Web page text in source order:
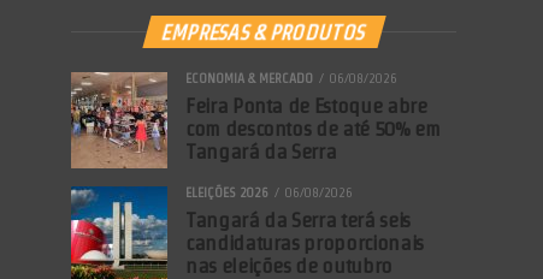
EMPRESAS & PRODUTOS
ECONOMIA & MERCADO 06/08/2026
Feira Ponta de Estoque abre
com descontos de até 50% em
Tangará da Serra
ELEIÇÕES 2026 06/08/2026
Tangará da Serra terá seis
candidaturas proporcionais
nas eleições de outubro